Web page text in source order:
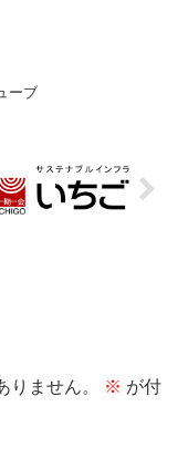
ーブ
りません。 ※ が付